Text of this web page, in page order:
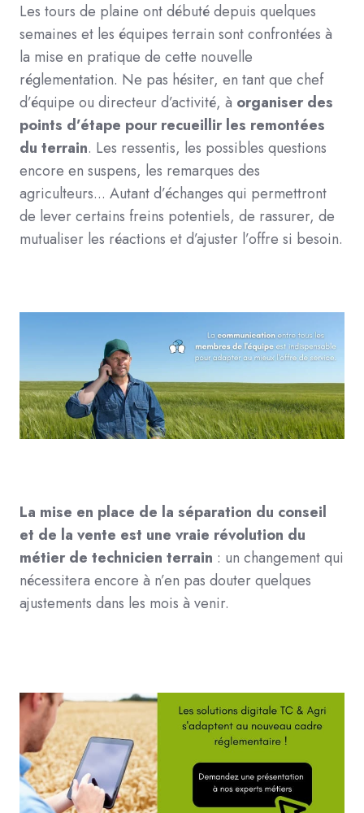
Les tours de plaine ont débuté depuis quelques
semaines et les équipes terrain sont confrontées à
la mise en pratique de cette nouvelle
réglementation. Ne pas hésiter, en tant que chef
d’équipe ou directeur d’activité, à organiser des
points d’étape pour recueillir les remontées
du terrain. Les ressentis, les possibles questions
encore en suspens, les remarques des
agriculteurs... Autant d’échanges qui permettront
de lever certains freins potentiels, de rassurer, de
mutualiser les réactions et d’ajuster l’offre si besoin.
La mise en place de la séparation du conseil
et de la vente est une vraie révolution du
métier de technicien terrain : un changement qui
nécessitera encore à n’en pas douter quelques
ajustements dans les mois à venir.